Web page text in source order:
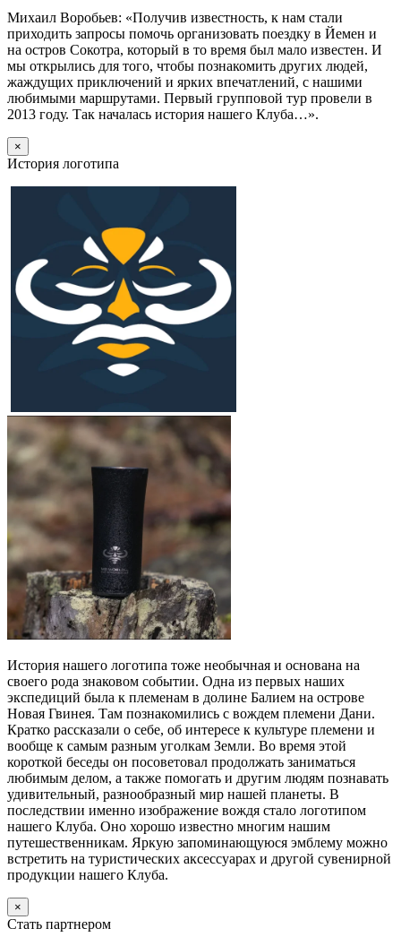
Михаил Воробьев: «Получив известность, к нам стали
приходить запросы помочь организовать поездку в Йемен и
на остров Сокотра, который в то время был мало известен. И
мы открылись для того, чтобы познакомить других людей,
жаждущих приключений и ярких впечатлений, с нашими
любимыми маршрутами. Первый групповой тур провели в
2013 году. Так началась история нашего Клуба…».
×
История логотипа
История нашего логотипа тоже необычная и основана на
своего рода знаковом событии. Одна из первых наших
экспедиций была к племенам в долине Балием на острове
Новая Гвинея. Там познакомились с вождем племени Дани.
Кратко рассказали о себе, об интересе к культуре племени и
вообще к самым разным уголкам Земли. Во время этой
короткой беседы он посоветовал продолжать заниматься
любимым делом, а также помогать и другим людям познавать
удивительный, разнообразный мир нашей планеты. В
последствии именно изображение вождя стало логотипом
нашего Клуба. Оно хорошо известно многим нашим
путешественникам. Яркую запоминающуюся эмблему можно
встретить на туристических аксессуарах и другой сувенирной
продукции нашего Клуба.
×
Стать партнером